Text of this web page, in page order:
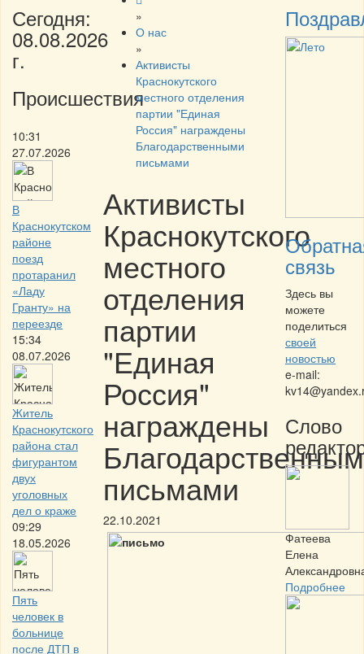
Сегодня:
08.08.2026
г.
Происшествия
10:31
27.07.2026
В
Краснокутском
районе
поезд
протаранил
«Ладу
Гранту» на
переезде
15:34
08.07.2026
Житель
Краснокутского
района стал
фигурантом
двух
уголовных
дел о краже
09:29
18.05.2026
Пять
человек в
больнице
после ДТП в
»
О нас
»
Активисты
Краснокутского
местного отделения
партии "Единая
Россия" награждены
Благодарственными
письмами
Активисты
Краснокутского
местного
отделения
партии
"Единая
Россия"
награждены
письмами
22.10.2021
связь
Здесь вы
можете
поделиться
своей
новостью
e-mail:
Слово
Фатеева
Елена
Подробнее